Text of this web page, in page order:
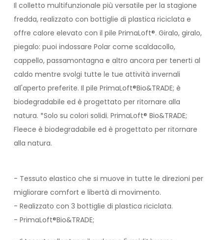
Il colletto multifunzionale più versatile per la stagione
fredda, realizzato con bottiglie di plastica riciclata e
offre calore elevato con il pile PrimaLoft®. Giralo, giralo,
piegalo: puoi indossare Polar come scaldacollo,
cappello, passamontagna e altro ancora per tenerti al
caldo mentre svolgi tutte le tue attività invernali
all'aperto preferite. Il pile PrimaLoft®Bio&TRADE; è
biodegradabile ed è progettato per ritornare alla
natura. *Solo su colori solidi. PrimaLoft® Bio&TRADE;
Fleece è biodegradabile ed è progettato per ritornare
alla natura.
- Tessuto elastico che si muove in tutte le direzioni per
migliorare comfort e libertà di movimento.
- Realizzato con 3 bottiglie di plastica riciclata.
- PrimaLoft®Bio&TRADE;